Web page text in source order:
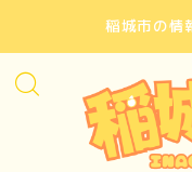
稲城市の情